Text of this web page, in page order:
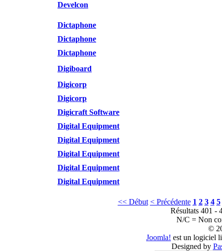
Develcon
Dictaphone
Dictaphone
Dictaphone
Digiboard
Digicorp
Digicorp
Digicraft Software
Digital Equipment
Digital Equipment
Digital Equipment
Digital Equipment
Digital Equipment
<< Début < Précédente 1 2 3 4 5
Résultats 401 -
N/C = Non
©
Joomla! est un logiciel
Designed by